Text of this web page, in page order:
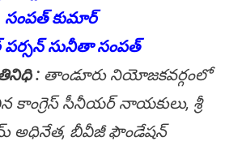
కుమార్
సునీతా సంపత్
: తాండూరు నియోజకవర్గంలో
కాంగ్రెస్ సీనీయర్ నాయకులు, శ్రీ
అధినేత, బీవీజీ ఫౌండేషన్